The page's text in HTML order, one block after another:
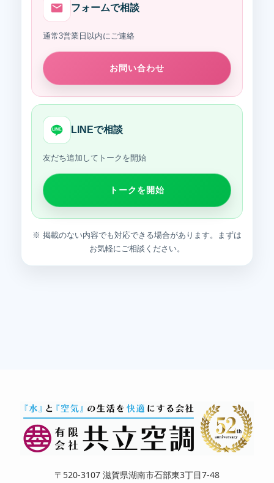
フォームで相談
通常3営業日以内にご連絡
お問い合わせ
LINE LINEで相談
友だち追加してトークを開始
トークを開始
※ 掲載のない内容でも対応できる場合があります。まずは
お気軽にご相談ください。
〒520-3107 滋賀県湖南市石部東3丁目7-48